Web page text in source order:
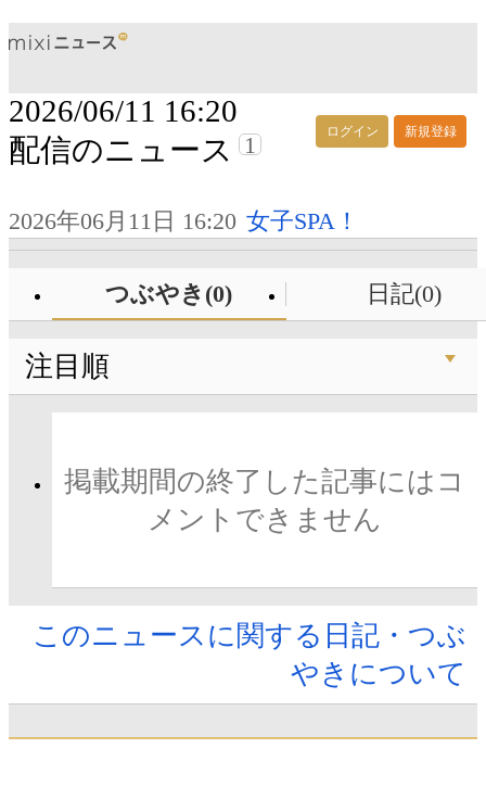
ログイン 新規登録
2026/06/11 16:20
配信のニュース
1
2026年06月11日 16:20 女子SPA！
つぶやき(0) 日記(0)
注目順
掲載期間の終了した記事にはコ
メントできません
このニュースに関する日記・つぶ
やきについて